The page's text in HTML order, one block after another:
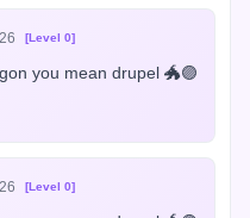
[Level 0]
you mean drupel 🐲🟣
[Level 0]